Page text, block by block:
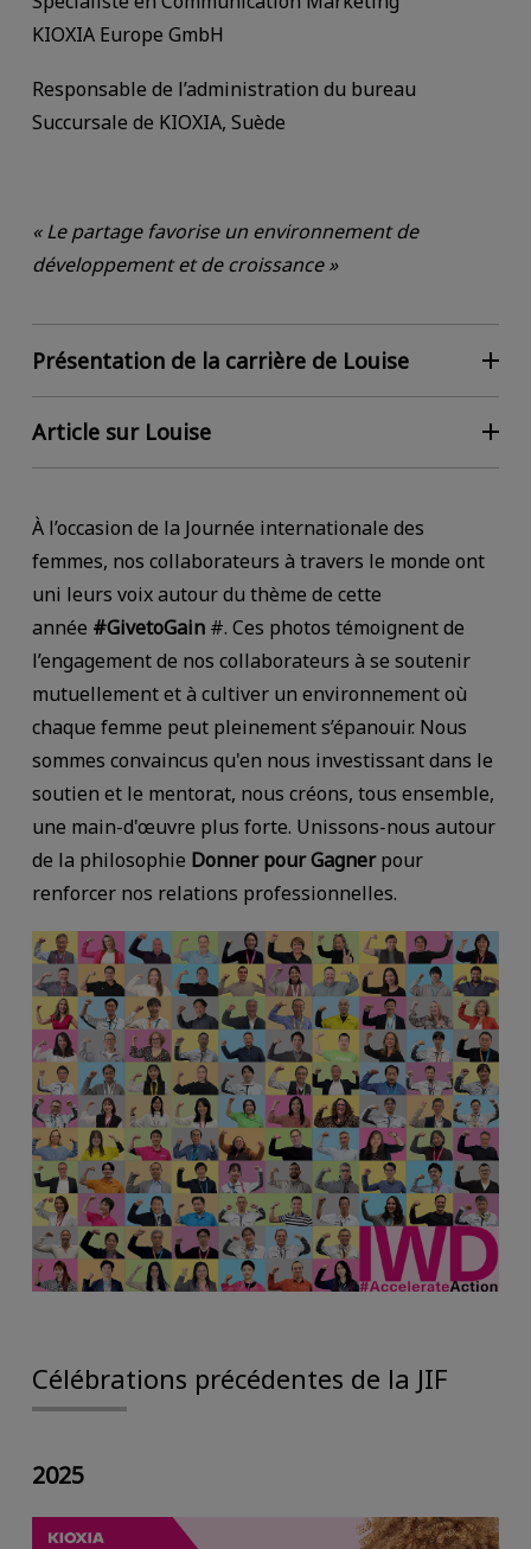
KIOXIA Europe GmbH
Responsable de l’administration du bureau
Succursale de KIOXIA, Suède
« Le partage favorise un environnement de
développement et de croissance »
Présentation de la carrière de Louise
Article sur Louise
À l’occasion de la Journée internationale des
femmes, nos collaborateurs à travers le monde ont
uni leurs voix autour du thème de cette
année #GivetoGain#. Ces photos témoignent de
l’engagement de nos collaborateurs à se soutenir
mutuellement et à cultiver un environnement où
chaque femme peut pleinement s’épanouir. Nous
sommes convaincus qu'en nous investissant dans le
soutien et le mentorat, nous créons, tous ensemble,
une main-d'œuvre plus forte. Unissons-nous autour
de la philosophie Donner pour Gagnerpour
renforcer nos relations professionnelles.
Célébrations précédentes de la JIF
2025